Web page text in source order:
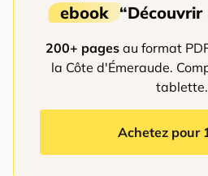
ebook “Découvrir
200+ pages au format
la Côte d'Émeraude.
tablette.
Achetez pour